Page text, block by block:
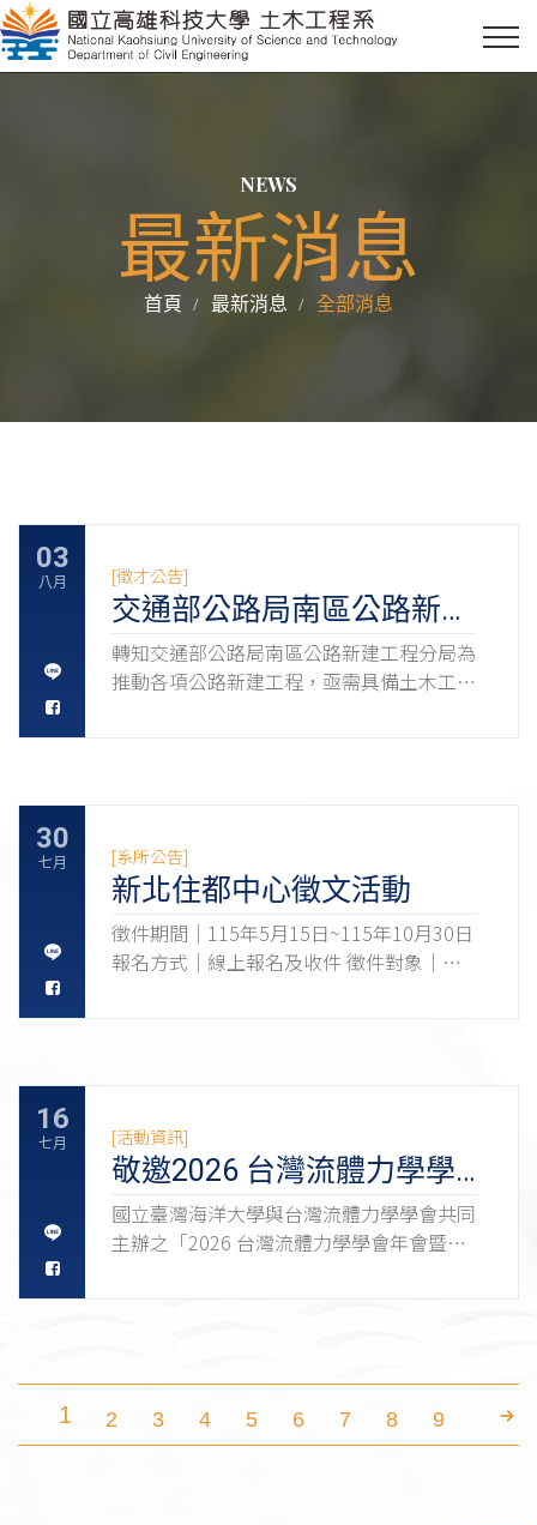
NEWS
最新消息
首頁 最新消息 全部消息
03
八月 [徵才公告]
交通部公路局南區公路新建
工程分局徵才
轉知交通部公路局南區公路新建工程分局為
推動各項公路新建工程，亟需具備土木工程
事行政總處事求人機關徵才系統
(https://web3.dgpa.gov.tw/want03front/AP/
)，在機關名稱輸入「交通部公路局南區公
路新建工程分局」，可查詢職缺相關資訊並
完成報名；該分局約用職缺也將不定期刊登
30
七月 [系所公告]
新北住都中心徵文活動
徵件期間｜115年5月15日~115年10月30日
報名方式｜線上報名及收件 徵件對象｜國
16
七月 [活動資訊]
敬邀2026 台灣流體力學學
會年會暨第二屆全國流體力
學會議（TSFD 2026)
國立臺灣海洋大學與台灣流體力學學會共同
主辦之「2026 台灣流體力學學會年會暨第
論、數值模擬、實驗研究及跨領域應用，並
安排專題演講、Mini Symposium、學生論
文競賽及海報競賽等活動，提供產官學研交
1 2 3 4 5 6 7 8 9